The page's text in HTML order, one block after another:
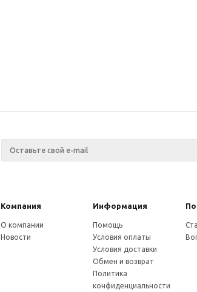
Компания Информация
О компании
Новости
Помощь
Условия оплаты
Условия доставки
Обмен и возврат
Политика
конфиденциальности